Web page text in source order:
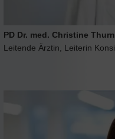
PD Dr. med. Christine
Leitende Ärztin, Leiterin